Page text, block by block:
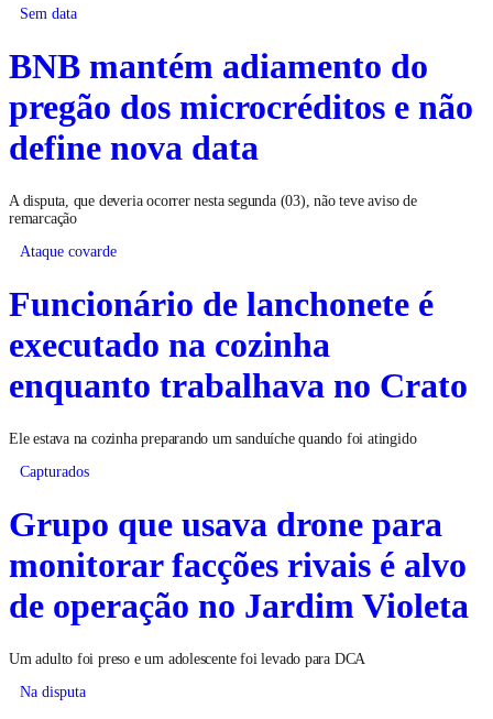
Sem data
BNB mantém adiamento do
pregão dos microcréditos e não
define nova data
A disputa, que deveria ocorrer nesta segunda (03), não teve aviso de
remarcação
Ataque covarde
Funcionário de lanchonete é
executado na cozinha
enquanto trabalhava no Crato
Ele estava na cozinha preparando um sanduíche quando foi atingido
Capturados
Grupo que usava drone para
monitorar facções rivais é alvo
de operação no Jardim Violeta
Um adulto foi preso e um adolescente foi levado para DCA
Na disputa